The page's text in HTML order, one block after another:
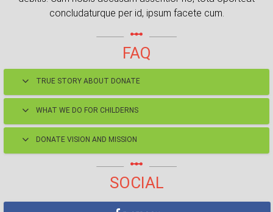
concludaturque per id, ipsum facete cum.
linear_scale
FAQ
TRUE STORY ABOUT DONATE
WHAT WE DO FOR CHILDERNS
DONATE VISION AND MISSION
linear_scale
SOCIAL